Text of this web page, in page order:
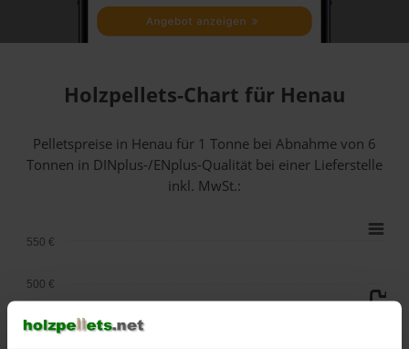
Holzpellets-Chart für Henau
Pelletspreise in Henau für 1 Tonne bei Abnahmevon 6
Tonnen in DINplus-/ENplus-Qualität bei einer Lieferstelle
inkl. MwSt.:
450 €
500 €
550 €